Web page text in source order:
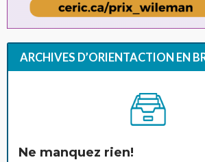
ARCHIVES D’ORIENTACTION EN
Ne manquez rien!